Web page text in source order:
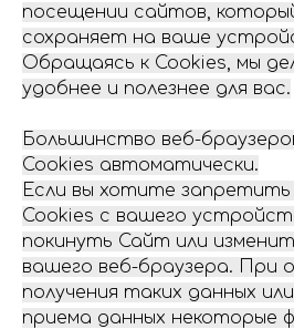
посещении сайтов,
сохраняет на ваше
Обращаясь к Cookies, мы
удобнее и полезнее для вас.
Большинство веб-
Cookies автоматически.
Если вы хотите запретить
Cookies с вашего
покинуть Сайт или
вашего веб-браузера. При
получения таких данных
приема данных некоторые